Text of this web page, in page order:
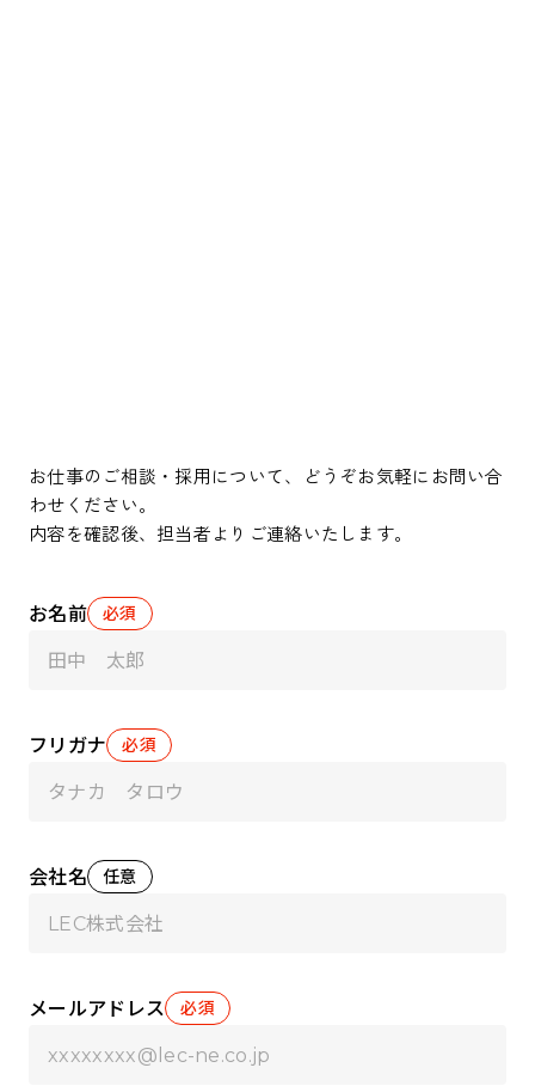
お仕事のご相談・採用について、どうぞお気軽にお問い合
わせください。
内容を確認後、担当者よりご連絡いたします。
お名前 必須
フリガナ 必須
会社名 任意
メールアドレス 必須